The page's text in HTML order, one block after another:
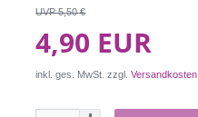
UVP 5,50 €
4,90 EUR
inkl. ges. MwSt. zzgl.Versandkosten